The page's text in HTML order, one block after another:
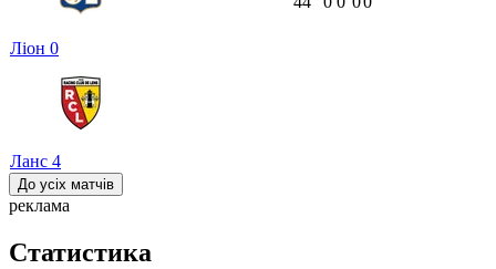
Ліон 0
Ланс 4
До усіх матчів
реклама
Статистика